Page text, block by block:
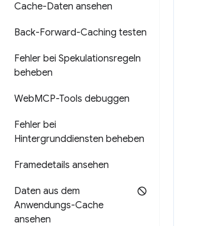
Cache-Daten ansehen
Back-Forward-Caching testen
Fehler bei Spekulationsregeln
beheben
WebMCP-Tools debuggen
Fehler bei
Hintergrunddiensten beheben
Framedetails ansehen
Daten aus dem
Anwendungs-Cache
ansehen